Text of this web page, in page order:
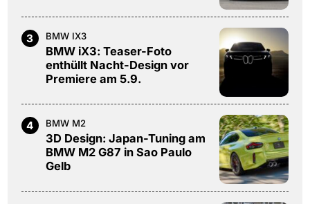
3 BMW IX3
BMW iX3: Teaser-Foto
enthüllt Nacht-Design vor
Premiere am 5.9.
4 BMW M2
3D Design: Japan-Tuning am
BMW M2 G87 in Sao Paulo
Gelb